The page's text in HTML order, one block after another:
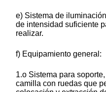
e) Sistema de
de intensidad suficiente
realizar.
f) Equipamiento general:
1.o Sistema para
camilla con ruedas que